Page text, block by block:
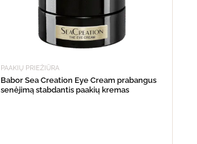
PAAKIŲ PRIEŽIŪRA
Babor Sea Creation Eye Cream prabangus
senėjimą stabdantis paakių kremas